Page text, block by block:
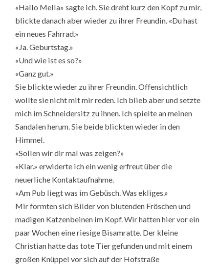
«Hallo Mella» sagte ich. Sie dreht kurz den Kopf zu mir,
blickte danach aber wieder zu ihrer Freundin. «Du hast
ein neues Fahrrad.»
«Ja. Geburtstag.»
«Und wie ist es so?»
«Ganz gut.»
Sie blickte wieder zu ihrer Freundin. Offensichtlich
wollte sie nicht mit mir reden. Ich blieb aber und setzte
mich im Schneidersitz zu ihnen. Ich spielte an meinen
Sandalen herum. Sie beide blickten wieder in den
Himmel.
«Sollen wir dir mal was zeigen?»
«Klar.» erwiderte ich ein wenig erfreut über die
neuerliche Kontaktaufnahme.
«Am Pub liegt was im Gebüsch. Was ekliges.»
Mir formten sich Bilder von blutenden Fröschen und
madigen Katzenbeinen im Kopf. Wir hatten hier vor ein
paar Wochen eine riesige Bisamratte. Der kleine
Christian hatte das tote Tier gefunden und mit einem
großen Knüppel vor sich auf der Hofstraße